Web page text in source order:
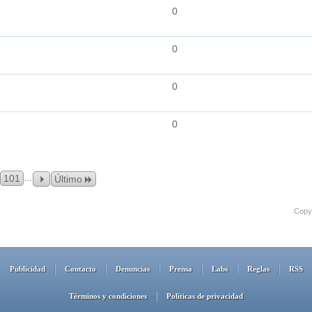
0
0
0
0
101 Último
Publicidad Contacto Denuncias Prensa Labs Reglas RSS
Términos y condiciones Políticas de privacidad